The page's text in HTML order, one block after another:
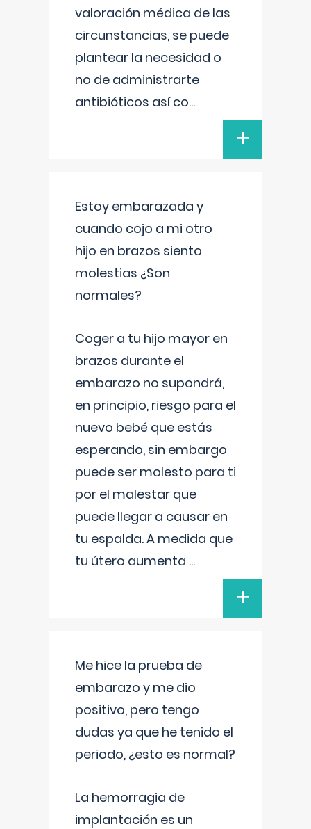
valoración médica de las
circunstancias, se puede
plantear la necesidad o
no de administrarte
antibióticos así co...
+
Estoy embarazada y
cuando cojo a mi otro
hijo en brazos siento
molestias ¿Son
normales?
Coger a tu hijo mayor en
brazos durante el
embarazo no supondrá,
en principio, riesgo para el
nuevo bebé que estás
esperando, sin embargo
puede ser molesto para ti
por el malestar que
puede llegar a causar en
tu espalda. A medida que
tu útero aumenta ...
+
Me hice la prueba de
embarazo y me dio
positivo, pero tengo
dudas ya que he tenido el
periodo, ¿esto es normal?
La hemorragia de
implantación es un